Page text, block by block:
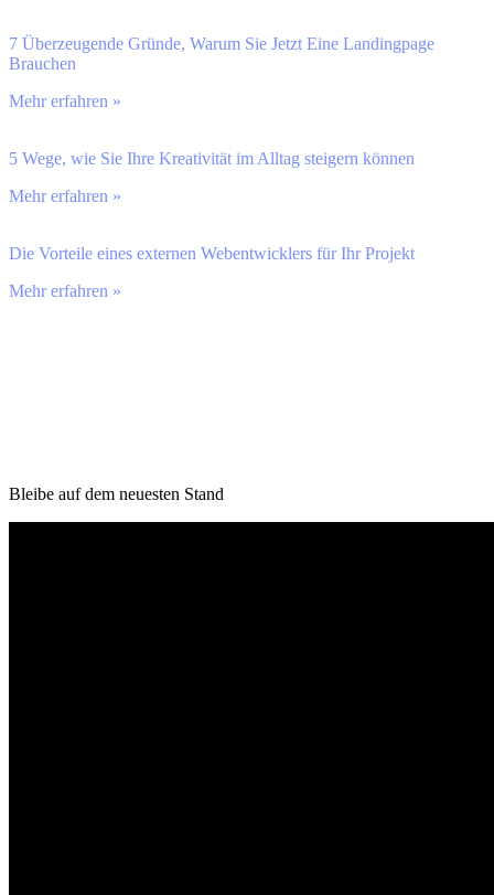
7 Überzeugende Gründe, Warum Sie Jetzt Eine Landingpage
Brauchen
Mehr erfahren »
5 Wege, wie Sie Ihre Kreativität im Alltag steigern können
Mehr erfahren »
Die Vorteile eines externen Webentwicklers für Ihr Projekt
Mehr erfahren »
Bleibe auf dem neuesten Stand